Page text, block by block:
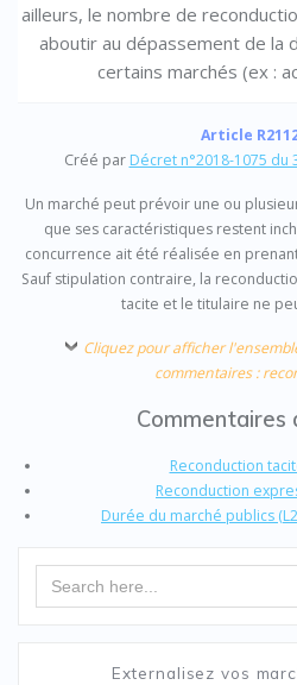
ailleurs, le nombre de
aboutir au dépassement de la
certains marchés (ex :
Article
Créé par Décret n°2018-1075 du
Un marché peut prévoir une ou
que ses caractéristiques restent
concurrence ait été réalisée en
Sauf stipulation contraire, la
tacite et le titulaire ne
Cliquez pour afficher
commentaires :
Commentaires
Reconduction
Reconduction
Durée du marché publics
Search
Externalisez vos